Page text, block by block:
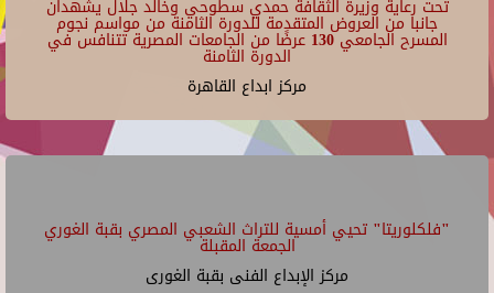
تحت رعاية وزيرة الثقافة حمدي سطوحي وخالد جلال يشهدان
جانبا من العروض المتقدمة للدورة الثامنة من مواسم نجوم
المسرح الجامعي 130 عرضًا من الجامعات المصرية تتنافس في
الدورة الثامنة
مركز ابداع القاهرة
"فلكلوريتا" تحيي أمسية للتراث الشعبي المصري بقبة الغوري
الجمعة المقبلة
مركز الإبداع الفنى بقبة الغورى